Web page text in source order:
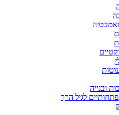
ובנייה
לגיל הרך